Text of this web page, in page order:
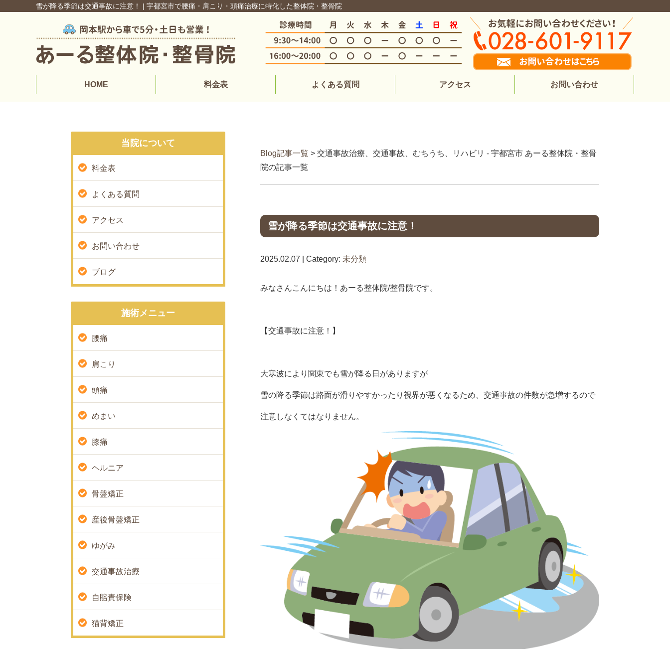
雪が降る季節は交通事故に注意！ | 宇都宮市で腰痛・肩こり・頭痛治療に特化した整体院・整骨院
HOME 料金表 よくある質問 アクセス お問い合わせ
Blog記事一覧 > 交通事故治療、交通事故、むちうち、リハビリ - 宇都宮市 あーる整体院・整骨
院の記事一覧
雪が降る季節は交通事故に注意！
2025.02.07 | Category: 未分類
みなさんこんにちは！あーる整体院/整骨院です。
【交通事故に注意！】
大寒波により関東でも雪が降る日がありますが
雪の降る季節は路面が滑りやすかったり視界が悪くなるため、 交通事故の件数が急増するので
注意しなくてはなりません。
当院について
料金表
よくある質問
アクセス
お問い合わせ
ブログ
施術メニュー
腰痛
肩こり
頭痛
めまい
膝痛
ヘルニア
骨盤矯正
産後骨盤矯正
ゆがみ
交通事故治療
自賠責保険
猫背矯正